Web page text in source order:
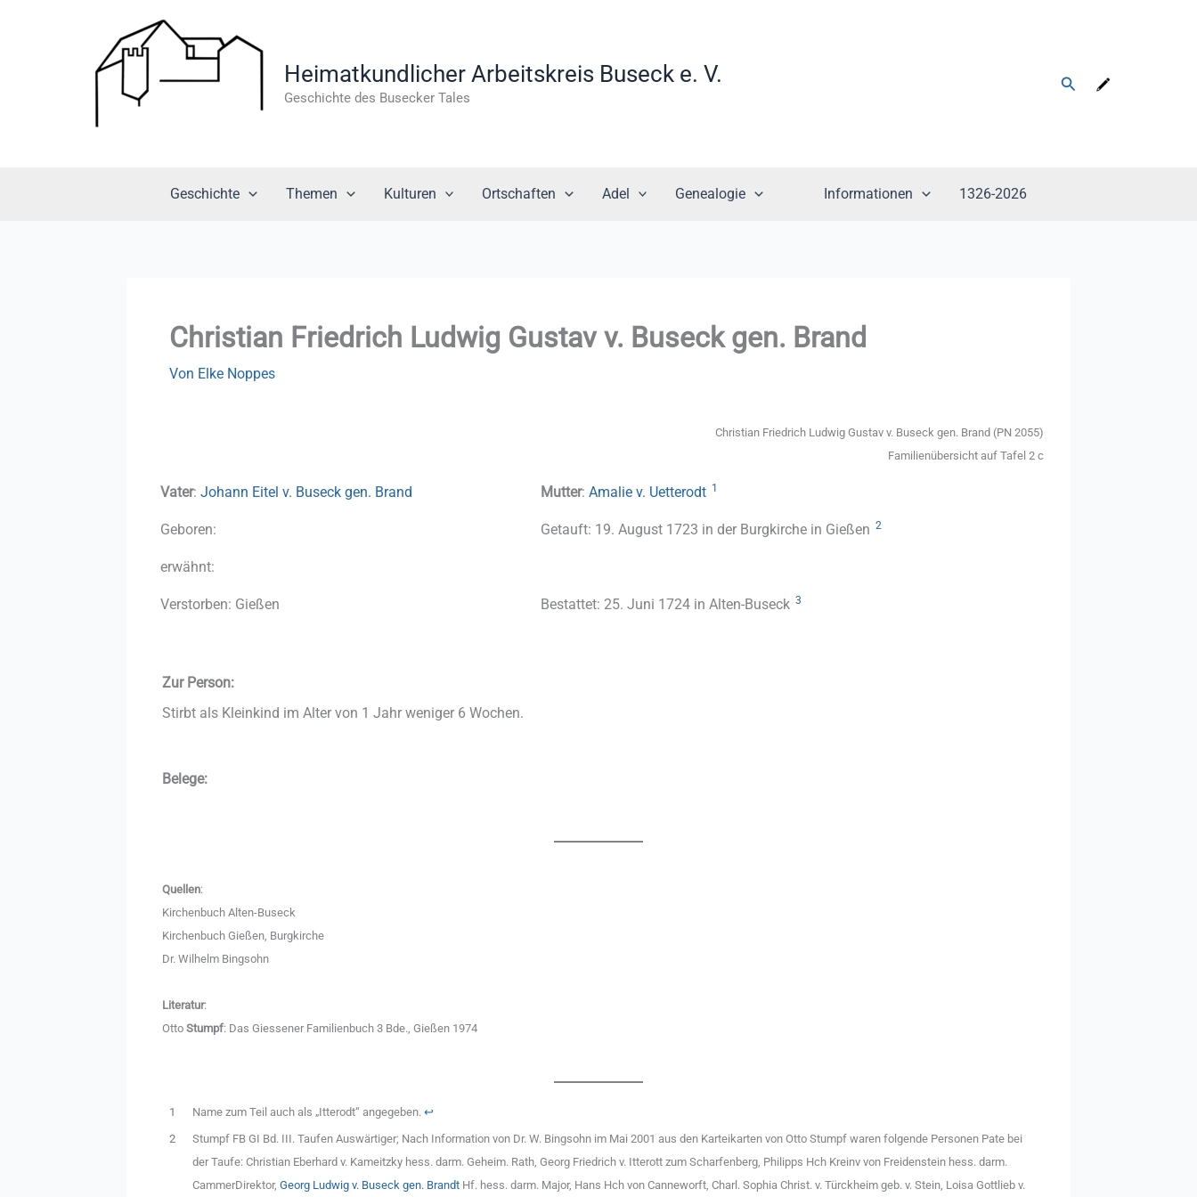
Heimatkundlicher Arbeitskreis Buseck e. V.
Geschichte des Busecker Tales
Suchen
Geschichte Themen Kulturen Ortschaften Adel Genealogie Informationen 1326-2026
Christian Friedrich Ludwig Gustav v. Buseck gen. Brand
Von Elke Noppes
Christian Friedrich Ludwig Gustav v. Buseck gen. Brand (PN 2055)
Familienübersicht auf Tafel 2 c
Vater: Johann Eitel v. Buseck gen. Brand Mutter: Amalie v. Uetterodt 1
Geboren: Getauft: 19. August 1723 in der Burgkirche in Gießen 2
erwähnt:
Verstorben: Gießen Bestattet: 25. Juni 1724 in Alten-Buseck 3
Zur Person:
Stirbt als Kleinkind im Alter von 1 Jahr weniger 6 Wochen.
Belege:
Quellen:
Kirchenbuch Alten-Buseck
Kirchenbuch Gießen, Burgkirche
Dr. Wilhelm Bingsohn
Literatur:
Otto Stumpf: Das Giessener Familienbuch 3 Bde., Gießen 1974
1 Name zum Teil auch als „Itterodt“ angegeben.↩︎
2
Stumpf FB GI Bd. III. Taufen Auswärtiger; Nach Information von Dr. W. Bingsohn im Mai 2001 aus den Karteikarten von Otto Stumpf waren folgende Personen Pate bei
der Taufe: Christian Eberhard v. Kameitzky hess. darm. Geheim. Rath, Georg Friedrich v. Itterott zum Scharfenberg, Philipps Hch Kreinv von Freidenstein hess. darm.
CammerDirektor,Georg Ludwig v. Buseck gen. Brandt Hf. hess. darm. Major, Hans Hch von Canneworft, Charl. Sophia Christ. v. Türckheim geb. v. Stein, Loisa Gottlieb v.